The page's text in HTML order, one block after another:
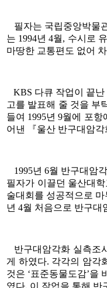
필자는 국립중앙박물
는 1994년 4월, 수시로
마땅한 교통편도 없어
KBS 다큐 작업이 끝난
고를 발표해 줄 것을 부
들여 1995년 9월에 포
어낸 『울산 반구대암
1995년 6월 반구대암
필자가 이끌던 울산대
술대회를 성공적으로
년 4월 처음으로 반구대
반구대암각화 실측조
게 하였다. 각각의 암각
것은 ‘표준동물도감’을
였다. 이 작업을 통해 반